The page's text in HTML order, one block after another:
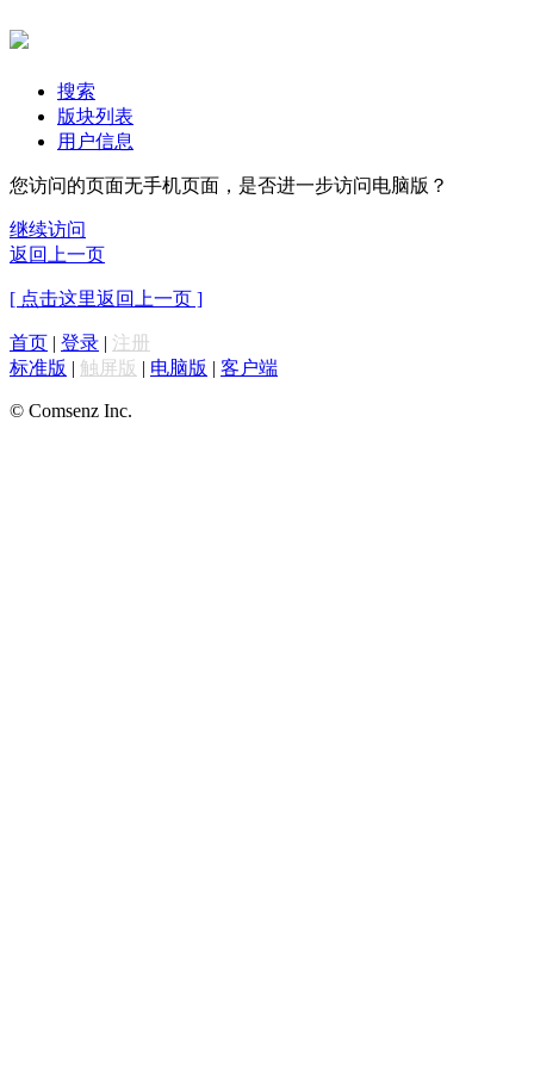
搜索
版块列表
用户信息
您访问的页面无手机页面，是否进一步访问电脑版？
继续访问
返回上一页
[ 点击这里返回上一页 ]
首页 | 登录 | 注册
标准版 | 触屏版 | 电脑版 | 客户端
© Comsenz Inc.